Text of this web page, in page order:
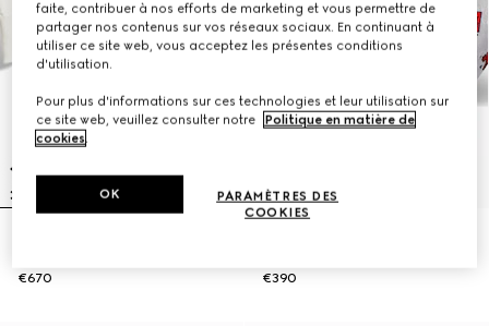
€670
€390
faite, contribuer à nos efforts de marketing et vous permettre de
partager nos contenus sur vos réseaux sociaux. En continuant à
utiliser ce site web, vous acceptez les présentes conditions
d'utilisation.
Pour plus d'informations sur ces technologies et leur utilisation sur
ce site web, veuillez consulter notre
Politique en matière de
cookies.
PARAMÈTRES DES
COOKIES
OK